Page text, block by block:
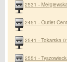
2531 -
2451 - Outlet
2541 - Tokarska
2551 -